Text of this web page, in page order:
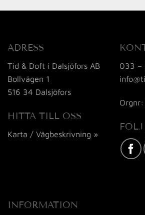
ADRESS
Tid & Doft i Dalsjöfors AB
Bollvägen 1
516 34 Dalsjöfors
HITTA TILL OSS
Karta / Vägbeskrivning »
033 –
FÖLJ
INFORMATION